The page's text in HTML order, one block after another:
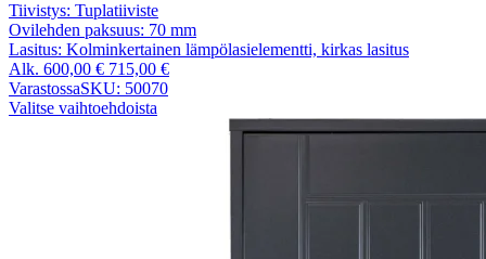
Tiivistys: Tuplatiiviste
Ovilehden paksuus: 70 mm
Lasitus: Kolminkertainen lämpölasielementti, kirkas lasitus
Alk. 600,00 € 715,00 €
VarastossaSKU: 50070
Valitse vaihtoehdoista